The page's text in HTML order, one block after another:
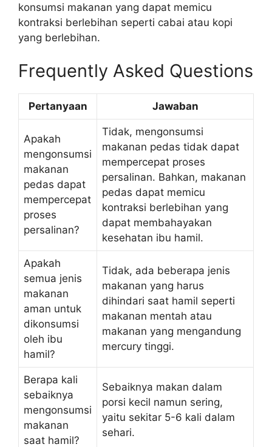
konsumsi makanan yang dapat memicu
kontraksi berlebihan seperti cabai atau kopi
yang berlebihan.
Frequently Asked Questions
Pertanyaan Jawaban
Apakah
mengonsumsi
makanan
pedas dapat
mempercepat
proses
persalinan?
Tidak, mengonsumsi
makanan pedas tidak dapat
mempercepat proses
persalinan. Bahkan, makanan
pedas dapat memicu
kontraksi berlebihan yang
dapat membahayakan
kesehatan ibu hamil.
Apakah
semua jenis
makanan
aman untuk
dikonsumsi
oleh ibu
hamil?
Tidak, ada beberapa jenis
makanan yang harus
dihindari saat hamil seperti
makanan mentah atau
makanan yang mengandung
mercury tinggi.
Berapa kali
sebaiknya
mengonsumsi
makanan
saat hamil?
Sebaiknya makan dalam
porsi kecil namun sering,
yaitu sekitar 5-6 kali dalam
sehari.